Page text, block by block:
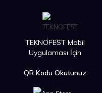
TEKNOFEST Mobil
Uygulaması İçin
QR Kodu Okutunuz